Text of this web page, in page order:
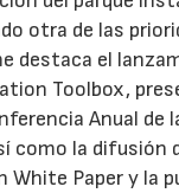
otra de las
destaca el
Toolbox,
Anual de
como la difusión
White Paper y la